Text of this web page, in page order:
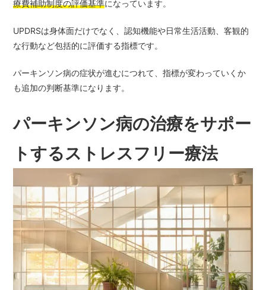
療費補助制度の評価基準になっています。
UPDRSは身体面だけでなく、認知機能や日常生活活動、客観的
な行動など包括的に評価する指標です。
パーキンソン病の症状が進むにつれて、指標が変わっていくか
も追加の判断基準になります。
パーキンソン病の治療をサポー
トするストレスフリー療法